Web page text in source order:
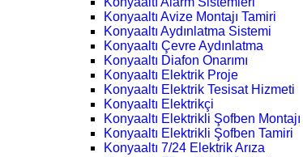
Konyaaltı Avize Montajı Tamiri
Konyaaltı Aydınlatma Sistemi
Konyaaltı Çevre Aydınlatma
Konyaaltı Diafon Onarımı
Konyaaltı Elektrik Proje
Konyaaltı Elektrik Tesisat Hizmeti
Konyaaltı Elektrikçi
Konyaaltı Elektrikli Şofben Montajı
Konyaaltı Elektrikli Şofben Tamiri
Konyaaltı 7/24 Elektrik Arıza